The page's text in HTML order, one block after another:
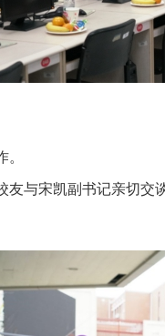
与宋凯副书记亲切交谈